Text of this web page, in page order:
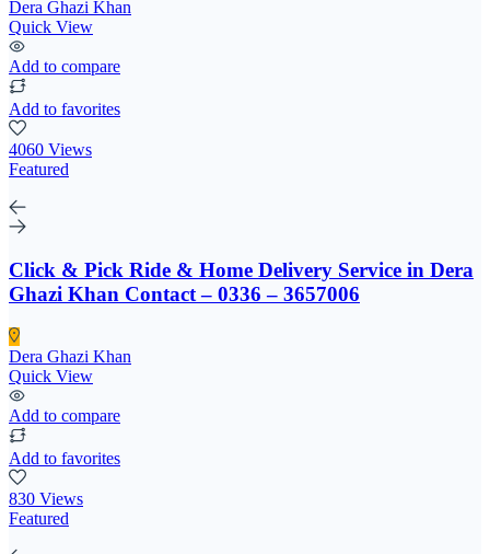
Dera Ghazi Khan
Quick View
Add to compare
Add to favorites
4060 Views
Featured
Click & Pick Ride & Home Delivery Service in Dera
Ghazi Khan Contact – 0336 – 3657006
Dera Ghazi Khan
Quick View
Add to compare
Add to favorites
830 Views
Featured